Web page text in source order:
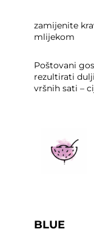
zamijenite
mlijekom
Poštovani
rezultirati
vršnih sati –
BLUE